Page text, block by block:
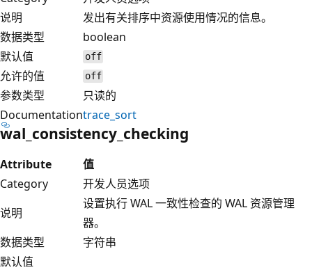
说明
发出有关排序中资源使用情况的信息。
数据类型
boolean
默认值
off
允许的值 off
参数类型
只读的
Documentationtrace_sort
wal_consistency_checking
Attribute
值
Category
开发人员选项
说明
设置执行 WAL 一致性检查的 WAL 资源管理
器。
数据类型
字符串
默认值